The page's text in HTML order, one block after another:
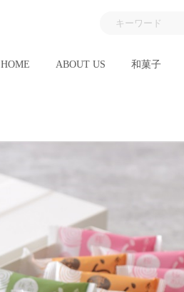
HOME ABOUT US 和菓子